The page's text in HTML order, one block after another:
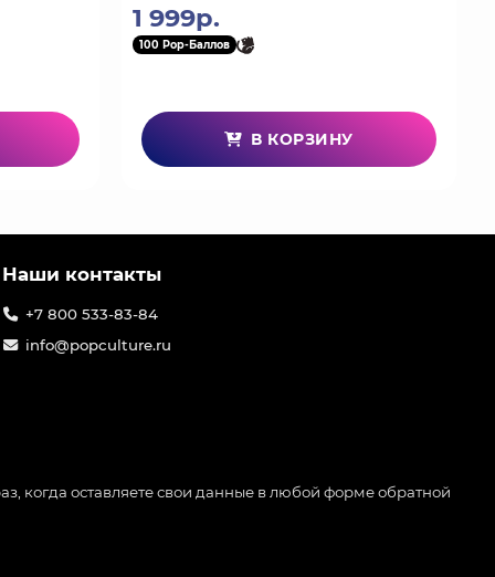
1 999р.
100 Pop-Баллов
В КОРЗИНУ
Наши контакты
+7 800 533-83-84
info@popculture.ru
когда оставляете свои данные в любой форме обратной